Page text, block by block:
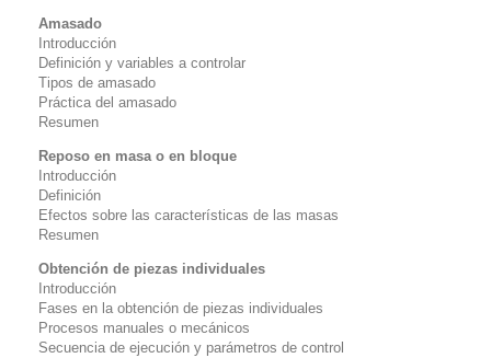
Amasado
Introducción
Definición y variables a controlar
Tipos de amasado
Práctica del amasado
Resumen
Reposo en masa o en bloque
Introducción
Definición
Efectos sobre las características de las masas
Resumen
Obtención de piezas individuales
Introducción
Fases en la obtención de piezas individuales
Procesos manuales o mecánicos
Secuencia de ejecución y parámetros de control